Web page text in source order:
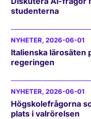
studenterna
NYHETER, 2026-06-01
Italienska lärosäten
regeringen
NYHETER, 2026-06-01
Högskolefrågorna
plats i valrörelsen